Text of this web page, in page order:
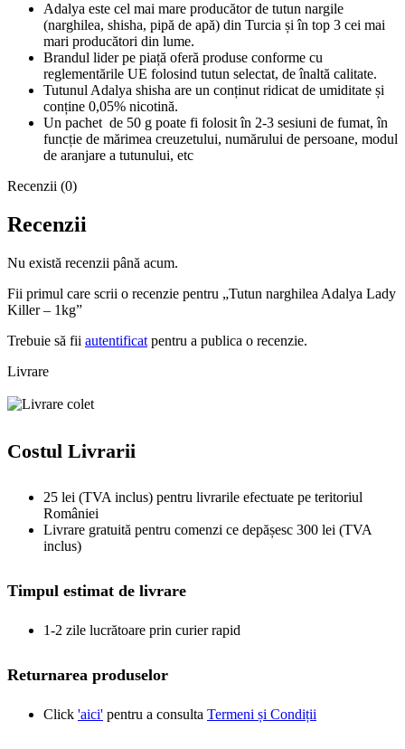
Adalya este cel mai mare producător de tutun nargile
(narghilea, shisha, pipă de apă) din Turcia și în top 3 cei mai
mari producători din lume.
Brandul lider pe piață oferă produse conforme cu
reglementările UE folosind tutun selectat, de înaltă calitate.
Tutunul Adalya shisha are un conținut ridicat de umiditate și
conține 0,05% nicotină.
Un pachet de 50 g poate fi folosit în 2-3 sesiuni de fumat, în
funcție de mărimea creuzetului, numărului de persoane, modul
de aranjare a tutunului, etc
Recenzii (0)
Recenzii
Nu există recenzii până acum.
Fii primul care scrii o recenzie pentru „Tutun narghilea Adalya Lady
Killer – 1kg”
Trebuie să fii autentificat pentru a publica o recenzie.
Livrare
Costul Livrarii
25 lei (TVA inclus) pentru livrarile efectuate pe teritoriul
României
Livrare gratuită pentru comenzi ce depășesc 300 lei (TVA
inclus)
Timpul estimat de livrare
1-2 zile lucrătoare prin curier rapid
Returnarea produselor
Click 'aici' pentru a consulta Termeni și Condiții